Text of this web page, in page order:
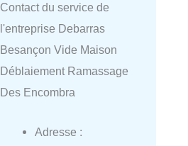
Contact du service de
l'entreprise Debarras
Besançon Vide Maison
Déblaiement Ramassage
Des Encombra
Adresse :